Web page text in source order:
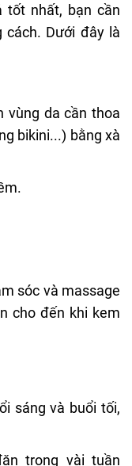
tốt nhất, bạn cần
Dưới đây là
vùng da cần thoa
bikini...) bằng xà
sóc và massage
cho đến khi kem
sáng và buổi tối,
trong vài tuần